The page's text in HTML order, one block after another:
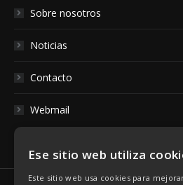
Sobre nosotros
Noticias
Contacto
Webmail
Ese sitio web utiliza
Este sitio web usa cookies para